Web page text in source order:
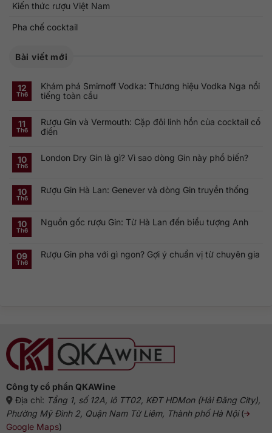
Kiến thức rượu Việt Nam
Pha chế cocktail
Bài viết mới
12
Th6
Khám phá Smirnoff Vodka: Thương hiệu Vodka Nga nổi
tiếng toàn cầu
bình
luận
ở
Vodka:
Nga
nổi
11
Th6
Rượu Gin và Vermouth: Cặp đôi linh hồn của cocktail cổ
điển
bình
luận
và
Vermouth:
hồn
của
10
Th6
London Dry Gin là gì? Vì sao dòng Gin này phổ biến?
luận
ở
là
Gin
10
Th6
Rượu Gin Hà Lan: Genever và dòng Gin truyền thống
luận
ở
Lan:
Genever
10
Th6
Nguồn gốc rượu Gin: Từ Hà Lan đến biểu tượng Anh
luận
ở
09
Th6
Rượu Gin pha với gì ngon? Gợi ý chuẩn vị từ chuyên gia
Gợi
ý
chuẩn
vị
từ
chuyên
Công ty cổ phần QKAWine
Địa chỉ: Tầng 1, số 12A, lô TT02, KĐT HDMon (Hải Đăng City),
Phường Mỹ Đình 2, Quận Nam Từ Liêm, Thành phố Hà Nội(
Google Maps)